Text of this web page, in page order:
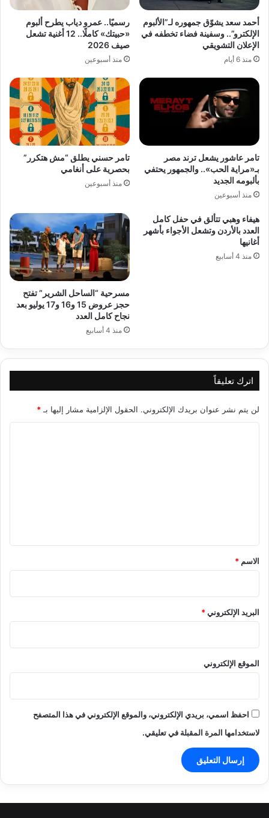
أحمد سعد يشوّق جمهوره لـ”الألبوم
الإلكترو”.. وسفينة فضاء تخطفه في
الإعلان التشويقي
منذ 6 أيام
رسميًا.. عمرو دياب يطرح ألبوم
«حبيتك» كاملًا.. 12 أغنية تشعل
صيف 2026
منذ أسبوعين
تامر عاشور يشعل ترند مصر
بـ«مراية الحب».. والجمهور يحتفي
بألبومه الجديد
منذ أسبوعين
تامر حسني يطلق “مش هتكرر”
بحصرية على أنغامي
منذ أسبوعين
هيفاء وهبي تتألق في حفل كامل
العدد بالأردن وتشعل الأجواء بأشهر
أغانيها
منذ 4 أسابيع
مسرحية “الساحل الشرير” تفتح
حجز عروض 15 و16 و17 يوليو بعد
نجاح كامل العدد
منذ 4 أسابيع
اترك تعليقاً
لن يتم نشر عنوان بريدك الإلكتروني. الحقول الإلزامية مشار إليها بـ *
*
الاسم *
البريد الإلكتروني*
الموقع الإلكتروني
احفظ اسمي، بريدي الإلكتروني، والموقع الإلكتروني في هذا المتصفح
لاستخدامها المرة المقبلة في تعليقي.